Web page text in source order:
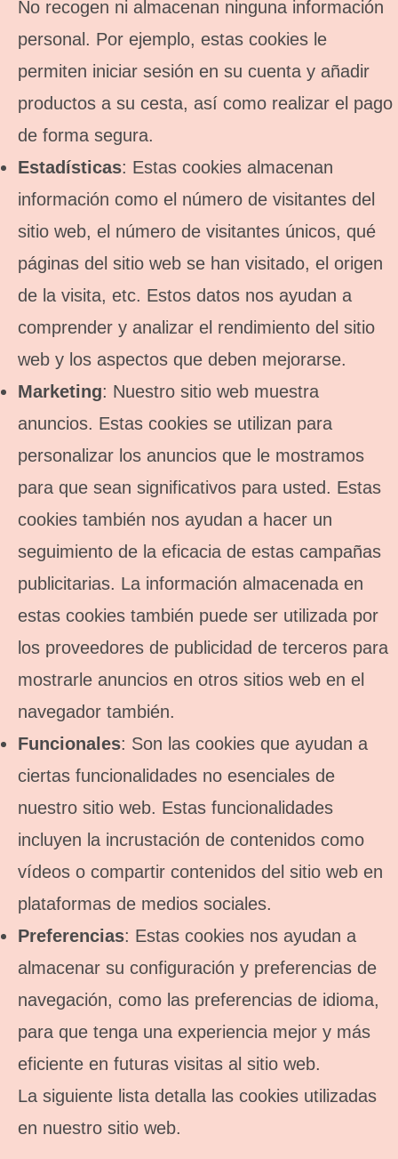
No recogen ni almacenan ninguna información
personal. Por ejemplo, estas cookies le
permiten iniciar sesión en su cuenta y añadir
productos a su cesta, así como realizar el pago
de forma segura.
Estadísticas: Estas cookies almacenan
información como el número de visitantes del
sitio web, el número de visitantes únicos, qué
páginas del sitio web se han visitado, el origen
de la visita, etc. Estos datos nos ayudan a
comprender y analizar el rendimiento del sitio
web y los aspectos que deben mejorarse.
Marketing: Nuestro sitio web muestra
anuncios. Estas cookies se utilizan para
personalizar los anuncios que le mostramos
para que sean significativos para usted. Estas
cookies también nos ayudan a hacer un
seguimiento de la eficacia de estas campañas
publicitarias. La información almacenada en
estas cookies también puede ser utilizada por
los proveedores de publicidad de terceros para
mostrarle anuncios en otros sitios web en el
navegador también.
Funcionales: Son las cookies que ayudan a
ciertas funcionalidades no esenciales de
nuestro sitio web. Estas funcionalidades
incluyen la incrustación de contenidos como
vídeos o compartir contenidos del sitio web en
plataformas de medios sociales.
Preferencias: Estas cookies nos ayudan a
almacenar su configuración y preferencias de
navegación, como las preferencias de idioma,
para que tenga una experiencia mejor y más
eficiente en futuras visitas al sitio web.
La siguiente lista detalla las cookies utilizadas
en nuestro sitio web.